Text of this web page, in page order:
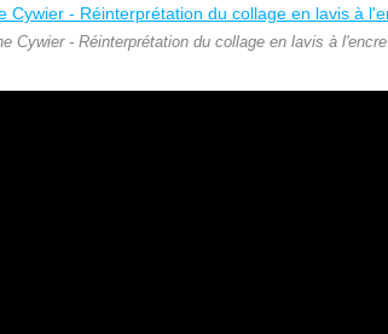
Cywier - Réinterprétation du collage en lavis à l'encre